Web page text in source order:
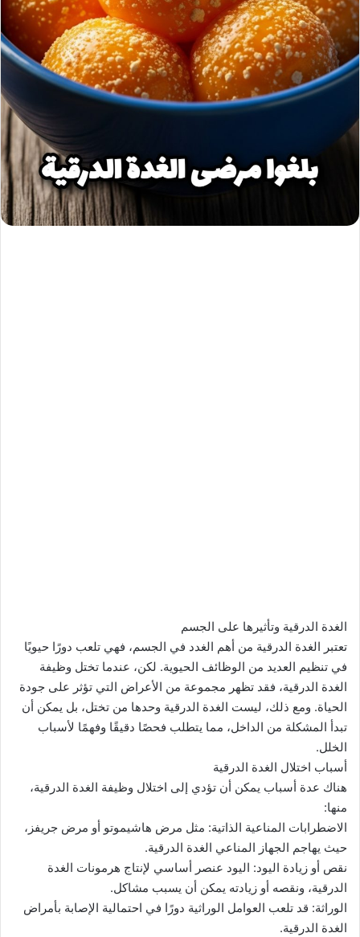
الغدة الدرقية وتأثيرها على الجسم
تعتبر الغدة الدرقية من أهم الغدد في الجسم، فهي تلعب دورًا حيويًا
في تنظيم العديد من الوظائف الحيوية. لكن، عندما تختل وظيفة
الغدة الدرقية، فقد تظهر مجموعة من الأعراض التي تؤثر على جودة
الحياة. ومع ذلك، ليست الغدة الدرقية وحدها من تختل، بل يمكن أن
تبدأ المشكلة من الداخل، مما يتطلب فحصًا دقيقًا وفهمًا لأسباب
الخلل.
أسباب اختلال الغدة الدرقية
هناك عدة أسباب يمكن أن تؤدي إلى اختلال وظيفة الغدة الدرقية،
منها:
الاضطرابات المناعية الذاتية: مثل مرض هاشيموتو أو مرض جريفز،
حيث يهاجم الجهاز المناعي الغدة الدرقية.
نقص أو زيادة اليود: اليود عنصر أساسي لإنتاج هرمونات الغدة
الدرقية، ونقصه أو زيادته يمكن أن يسبب مشاكل.
الوراثة: قد تلعب العوامل الوراثية دورًا في احتمالية الإصابة بأمراض
الغدة الدرقية.